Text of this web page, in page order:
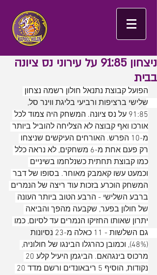
ניצחון 91:85 על עירוני נס ציונה
בבית
הפועל קבוצת נתנאל חולון רשמה נצחון
שלישי ברציפות ורביעי בליגת ווינר סל,
91:85 על נס ציונה. המשחק היה צמוד לכל
אורכו ואף קבוצה לא הצליחה להוביל ביותר
מ-10 הפרש. האורחים העיקשים שניצחו
רק פעם אחת מ-6 משחקים, לא נראה כלל
כמו קבוצת תחתית כשנלחמו בשיניים
וכמעט עשו קאמבק מאוחר. בסופו של דבר
המשחק הוכרע בזכות עוד ריצה של הנמרים
ברבע השלישי - הרבע הטוב ביותר העונה
של חולון בפער, שקבעה מהפך והביאה
יתרון שאותו החזיקו הנמרים עד לסיום, כמו
גם השלשות - 11 כאלה מ-23 נסיונות
(48%), וכמובן כהרגלו הבינגו של חולוניה,